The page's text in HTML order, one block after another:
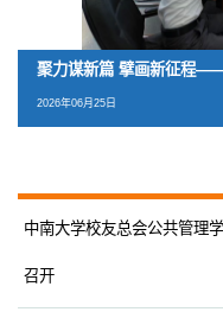
再创佳绩！公管学子斩获
总决赛特等奖
2026年06月09日
徐晓林教授受聘我校兼职
2026年06月25日
聚力谋新篇 擘画新征程
证会
2026年06月25日
再创佳绩！公管学子斩获
总决赛特等奖
2026年06月09日
徐晓林教授受聘我校兼职
2026年06月25日
中南大学校友总会公共管理
召开